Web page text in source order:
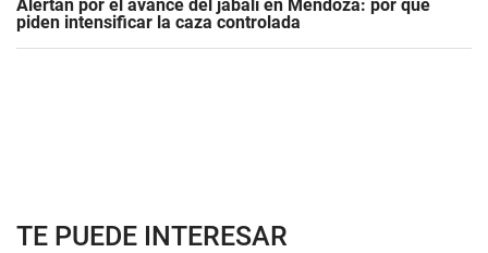
Alertan por el avance del jabalí en Mendoza: por qué
piden intensificar la caza controlada
TE PUEDE INTERESAR